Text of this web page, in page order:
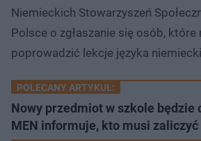
Niemieckich Stowarzyszeń
Polsce o zgłaszanie się osób, które
poprowadzić lekcje języka
POLECANY ARTYKUŁ:
Nowy przedmiot w szkole będzie
MEN informuje, kto musi zaliczyć